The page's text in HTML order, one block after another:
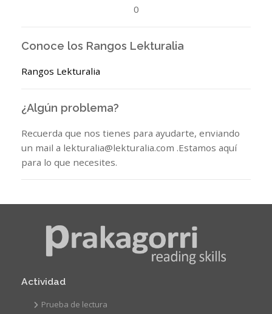
0
Conoce los Rangos Lekturalia
Rangos Lekturalia
¿Algún problema?
Recuerda que nos tienes para ayudarte, enviando
un mail a lekturalia@lekturalia.com .Estamos aquí
para lo que necesites.
Actividad
Prueba de lectura